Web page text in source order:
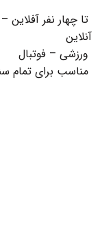
آنلاین
ورزشی – فوتبال
مناسب برای تمام